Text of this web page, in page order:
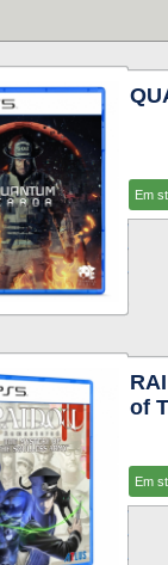
Em
of
Em